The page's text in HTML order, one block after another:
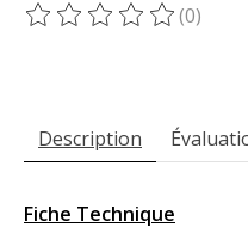
Ce produit est évalué à
(0)
Description
Fiche Technique